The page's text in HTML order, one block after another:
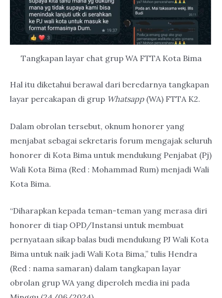
Tangkapan layar chat grup WA FTTA Kota Bima
Hal itu diketahui berawal dari beredarnya tangkapan
layar percakapan di grup Whatsapp (WA) FTTA K2.
Dalam obrolan tersebut, oknum honorer yang
menjabat sebagai sekretaris forum mengajak seluruh
honorer di Kota Bima untuk mendukung Penjabat (Pj)
Wali Kota Bima (Red : Mohammad Rum) menjadi Wali
Kota Bima.
“Diharapkan kepada teman-teman yang merasa diri
honorer di tiap OPD/Instansi untuk membuat
pernyataan sikap balas budi mendukung PJ Wali Kota
Bima untuk naik jadi Wali Kota Bima,” tulis Hendra
(Red : nama samaran) dalam tangkapan layar
obrolan grup WA yang diperoleh media ini pada